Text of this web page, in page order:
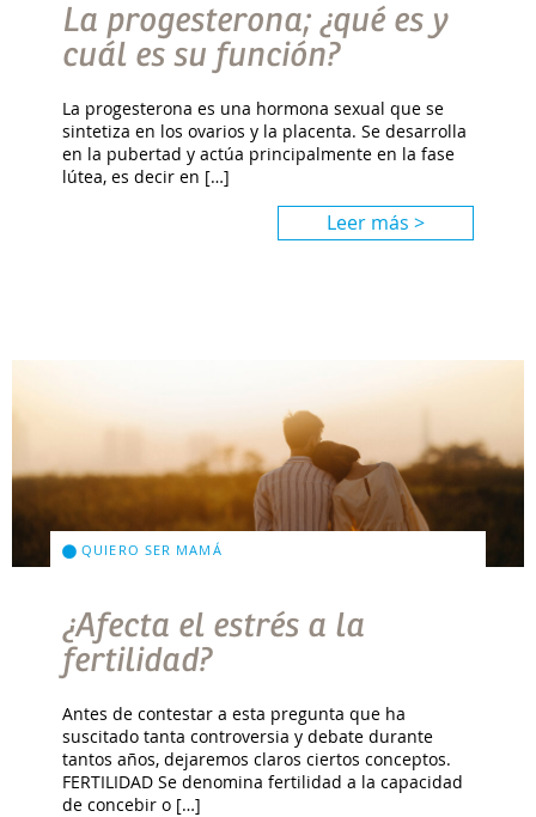
La progesterona; ¿qué es y
cuál es su función?
La progesterona es una hormona sexual que se
sintetiza en los ovarios y la placenta. Se desarrolla
en la pubertad y actúa principalmente en la fase
lútea, es decir en […]
Leer más >
QUIERO SER MAMÁ
¿Afecta el estrés a la
fertilidad?
Antes de contestar a esta pregunta que ha
suscitado tanta controversia y debate durante
tantos años, dejaremos claros ciertos conceptos.
FERTILIDAD Se denomina fertilidad a la capacidad
de concebir o […]